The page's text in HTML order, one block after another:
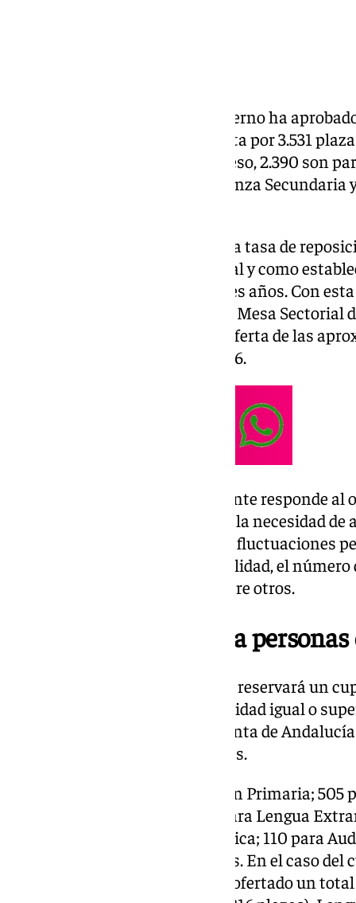
Consejo de Gobierno ha
docente del año 2025, compuesta por 3.531
Así, del total de puestos de ingreso, 2.390 son
para el de Profesores de Enseñanza Secundaria
Estos puestos corresponden a la tasa de
producidas durante 2024, que tal y como
convocarse en los siguientes tres años. Con
representantes sindicales en la Mesa Sectorial
2025, se sigue completando la oferta de las
se convocarán entre 2025 y 2026.
La nueva oferta de empleo docente responde
atención del servicio educativo, la necesidad
enseñanzas a medio plazo y las fluctuaciones
debidas a factores como la natalidad, el
movimientos demográficos, entre otros.
10% de las plazas para
Del total de plazas ofertadas, se reservará un
personas con grado de discapacidad igual o
docentes y especialidades, la Junta de
maestros de ocho especialidades.
De ellas, 642 son para Educación Primaria; 505
para Educación Infantil; 300 para Lengua
Educación Física; 150 para Música; 110 para
para Lengua Extranjera Francés. En el caso del
Enseñanza Secundaria, se han ofertado un